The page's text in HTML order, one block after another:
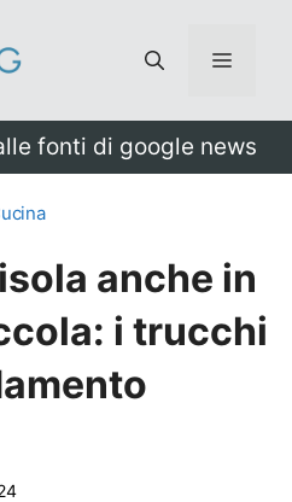
Menu
fonti di google news
anche in
i trucchi